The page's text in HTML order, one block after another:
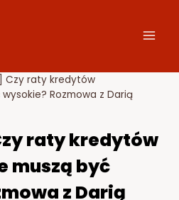
Czy raty kredytów
Rozmowa z Darią
raty kredytów
muszą być
z Darią